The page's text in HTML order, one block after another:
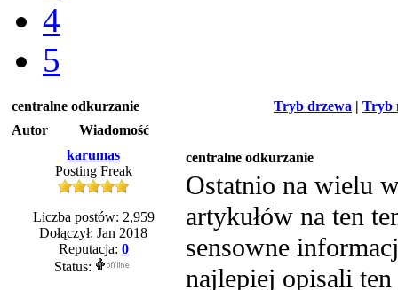
4
5
Tryb drzewa | Tryb
centralne odkurzanie
Autor
Wiadomość
karumas
Posting Freak
Liczba postów: 2,959
Dołączył: Jan 2018
Reputacja: 0
Status:
centralne odkurzanie
Ostatnio na wielu
artykułów na ten
sensowne
najlepiej opisali